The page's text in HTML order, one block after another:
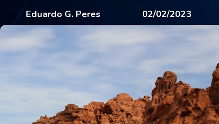
Eduardo G. Peres 02/02/2023